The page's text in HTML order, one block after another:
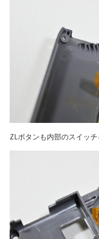
ZLボタンも内部のスイッチ